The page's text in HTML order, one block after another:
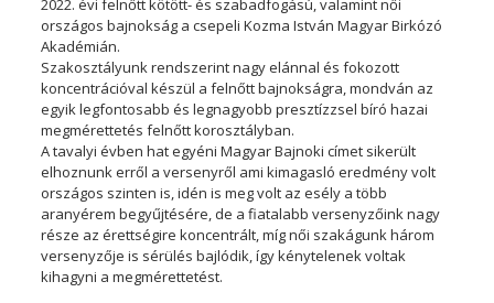
2022. évi felnőtt kötött- és szabadfogású, valamint női
országos bajnokság a csepeli Kozma István Magyar Birkózó
Akadémián.
Szakosztályunk rendszerint nagy elánnal és fokozott
koncentrációval készül a felnőtt bajnokságra, mondván az
egyik legfontosabb és legnagyobb presztízzsel bíró hazai
megmérettetés felnőtt korosztályban.
A tavalyi évben hat egyéni Magyar Bajnoki címet sikerült
elhoznunk erről a versenyről ami kimagasló eredmény volt
országos szinten is, idén is meg volt az esély a több
aranyérem begyűjtésére, de a fiatalabb versenyzőink nagy
része az érettségire koncentrált, míg női szakágunk három
versenyzője is sérülés bajlódik, így kénytelenek voltak
kihagyni a megmérettetést.